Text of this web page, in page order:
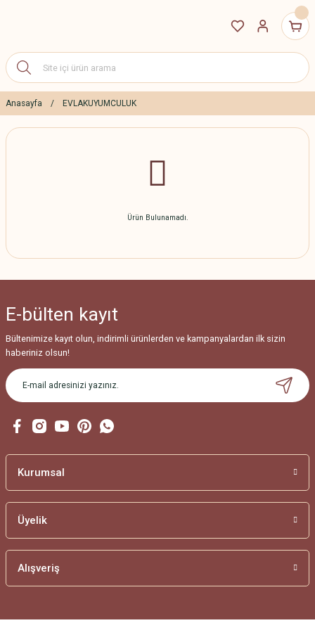
Anasayfa EVLAKUYUMCULUK
Ürün Bulunamadı.
E-bülten kayıt
Bültenimize kayıt olun, indirimli ürünlerden ve kampanyalardan ilk sizin
haberiniz olsun!
Kurumsal
Üyelik
Alışveriş